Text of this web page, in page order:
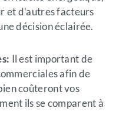
et d'autres facteurs
décision éclairée.
Il est important de
afin de
coûteront vos
ils se comparent à